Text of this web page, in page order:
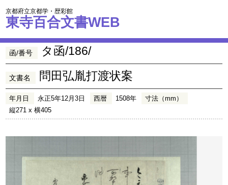
京都府立京都学・歴彩館
東寺百合文書WEB
函/番号 タ函/186/
文書名 問田弘胤打渡状案
年月日 永正5年12月3日 西暦 1508年
寸法（mm）
縦271 x 横405